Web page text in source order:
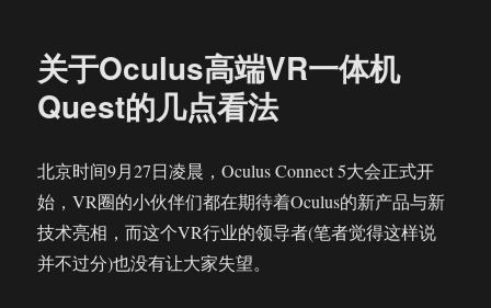
手
体
验：
个
完
全
一
体
化
关于Oculus高端VR一体机
Quest的几点看法
北京时间9月27日凌晨，Oculus Connect 5大会正式开
始，VR圈的小伙伴们都在期待着Oculus的新产品与新
技术亮相，而这个VR行业的领导者(笔者觉得这样说
并不过分)也没有让大家失望。